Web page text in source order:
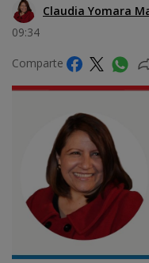
Claudia Yomara
09:34
Comparte